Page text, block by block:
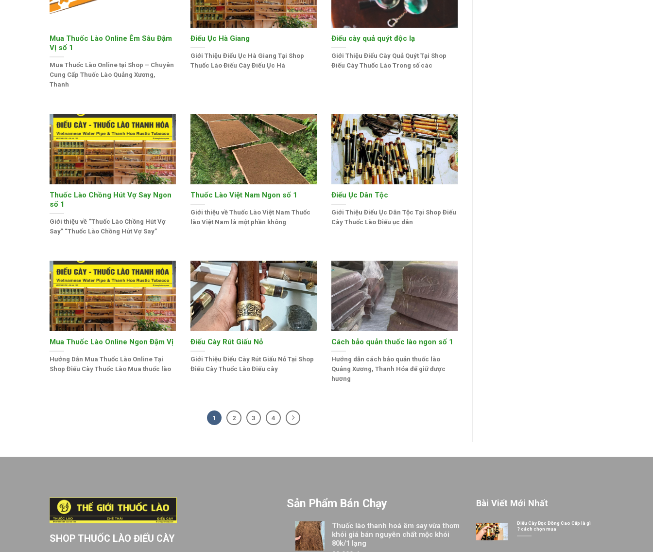
Mua Thuốc Lào Online Êm Sâu Đậm
Vị số 1
Mua Thuốc Lào Online tại Shop – Chuyên
Cung Cấp Thuốc Lào Quảng Xương,
Thanh
Điếu Ục Hà Giang
Giới Thiệu Điếu Ục Hà Giang Tại Shop
Thuốc Lào Điếu Cày Điếu Ục Hà
Điếu cày quả quýt độc lạ
Giới Thiệu Điếu Cày Quả Quýt Tại Shop
Điếu Cày Thuốc Lào Trong số các
Thuốc Lào Chồng Hút Vợ Say Ngon
số 1
Giới thiệu về “Thuốc Lào Chồng Hút Vợ
Say” “Thuốc Lào Chồng Hút Vợ Say”
Thuốc Lào Việt Nam Ngon số 1
Giới thiệu về Thuốc Lào Việt Nam Thuốc
lào Việt Nam là một phần không
Điếu Ục Dân Tộc
Giới Thiệu Điếu Ục Dân Tộc Tại Shop Điếu
Cày Thuốc Lào Điếu ục dân
Mua Thuốc Lào Online Ngon Đậm Vị
Hướng Dẫn Mua Thuốc Lào Online Tại
Shop Điếu Cày Thuốc Lào Mua thuốc lào
Điếu Cày Rút Giấu Nỏ
Giới Thiệu Điếu Cày Rút Giấu Nỏ Tại Shop
Điếu Cày Thuốc Lào Điếu cày
Cách bảo quản thuốc lào ngon số 1
Hướng dẫn cách bảo quản thuốc lào
Quảng Xương, Thanh Hóa để giữ được
hương
1 2 3 4
SHOP THUỐC LÀO ĐIẾU CÀY
Sản Phẩm Bán Chạy
Thuốc lào thanh hoá êm say vừa thơm
khói giá bán nguyên chất mộc khói
80k/1 lạng
Bài Viết Mới Nhất
Điếu Cày Bọc Đồng Cao Cấp là gì
? cách chọn mua